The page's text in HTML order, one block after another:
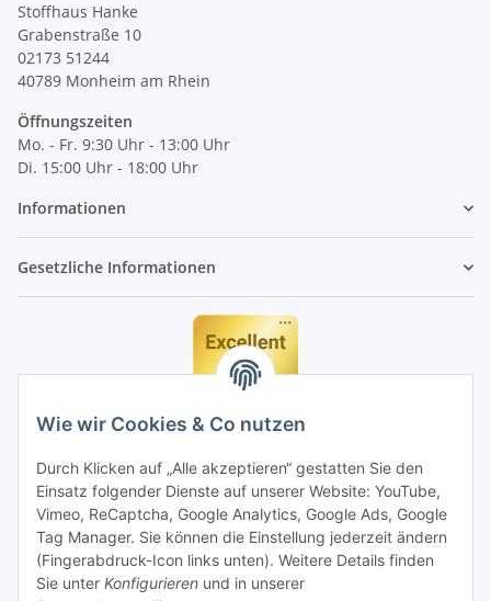
Wie wir Cookies & Co nutzen
Durch Klicken auf „Alle akzeptieren“ gestatten Sie den
Einsatz folgender Dienste auf unserer Website: YouTube,
Vimeo, ReCaptcha, Google Analytics, Google Ads, Google
Tag Manager. Sie können die Einstellung jederzeit ändern
(Fingerabdruck-Icon links unten). Weitere Details finden
Sie unter Konfigurieren und in unserer
Stoffhaus Hanke
Grabenstraße 10
02173 51244
40789 Monheim am Rhein
Öffnungszeiten
Mo. - Fr. 9:30 Uhr - 13:00 Uhr
Di. 15:00 Uhr - 18:00 Uhr
Informationen
Gesetzliche Informationen